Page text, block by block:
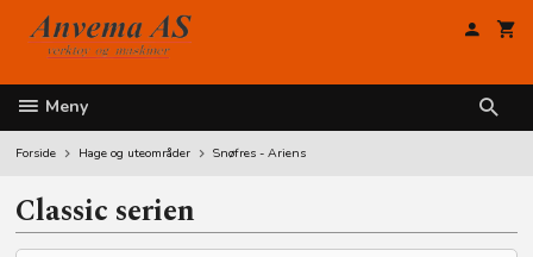
innholdet
Meny
Forside Hage og uteområder Snøfres - Ariens
Classic serien